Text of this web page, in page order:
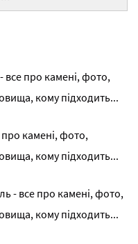
все про камені, фото,
кому підходить...
камені, фото,
кому підходить...
- все про камені, фото,
кому підходить...